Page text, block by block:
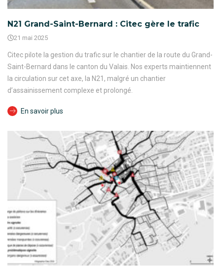
N21 Grand-Saint-Bernard : Citec gère le trafic
21 mai 2025
Citec pilote la gestion du trafic sur le chantier de la route du Grand-
Saint-Bernard dans le canton du Valais. Nos experts maintiennent
la circulation sur cet axe, la N21, malgré un chantier
d’assainissement complexe et prolongé.
En savoir plus